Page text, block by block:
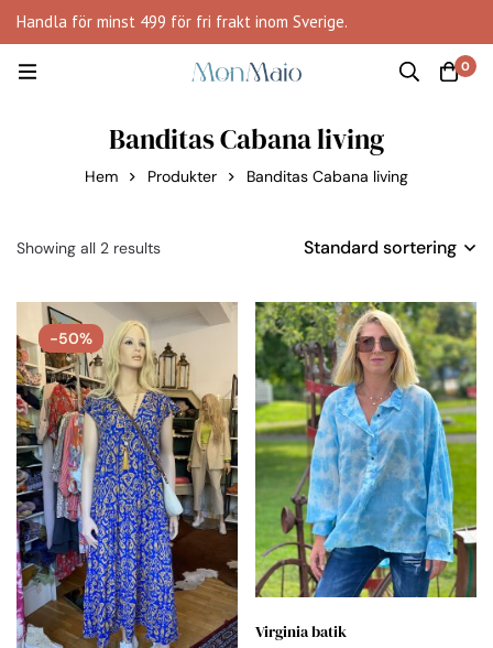
Handla för minst 499 för fri frakt inom Sverige.
0
Banditas Cabana living
Hem Produkter Banditas Cabana living
Showing all 2 results Standard sortering
-50%
Virginia batik